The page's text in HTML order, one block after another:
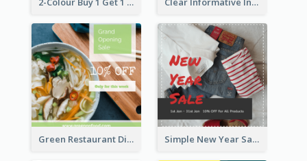
Green Restaurant Discount Instagram Post Simple New Year Sale Instagram Post of Clothes